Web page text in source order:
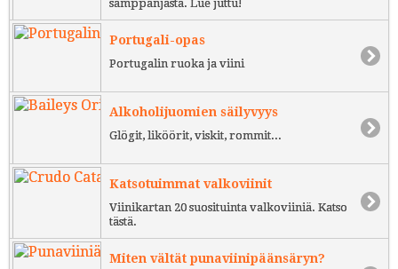
samppanjasta. Lue juttu!
Portugali-opas
Portugalin ruoka ja viini
Alkoholijuomien säilyvyys
Glögit, liköörit, viskit, rommit...
Katsotuimmat valkoviinit
Viinikartan 20 suosituinta valkoviiniä. Katso
tästä.
Miten vältät punaviinipäänsäryn?